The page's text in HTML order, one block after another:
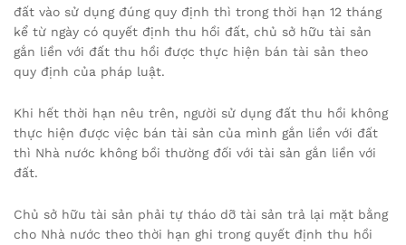
đất vào sử dụng đúng quy định thì trong thời hạn 12 tháng
kể từ ngày có quyết định thu hồi đất, chủ sở hữu tài sản
gắn liền với đất thu hồi được thực hiện bán tài sản theo
quy định của pháp luật.
Khi hết thời hạn nêu trên, người sử dụng đất thu hồi không
thực hiện được việc bán tài sản của mình gắn liền với đất
thì Nhà nước không bồi thường đối với tài sản gắn liền với
đất.
Chủ sở hữu tài sản phải tự tháo dỡ tài sản trả lại mặt bằng
cho Nhà nước theo thời hạn ghi trong quyết định thu hồi